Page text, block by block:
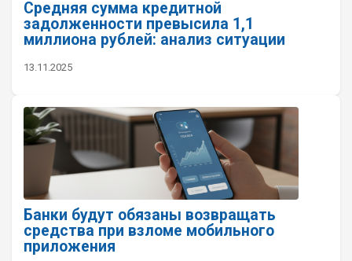
Средняя сумма кредитной
задолженности превысила 1,1
миллиона рублей: анализ ситуации
13.11.2025
Банки будут обязаны возвращать
средства при взломе мобильного
приложения